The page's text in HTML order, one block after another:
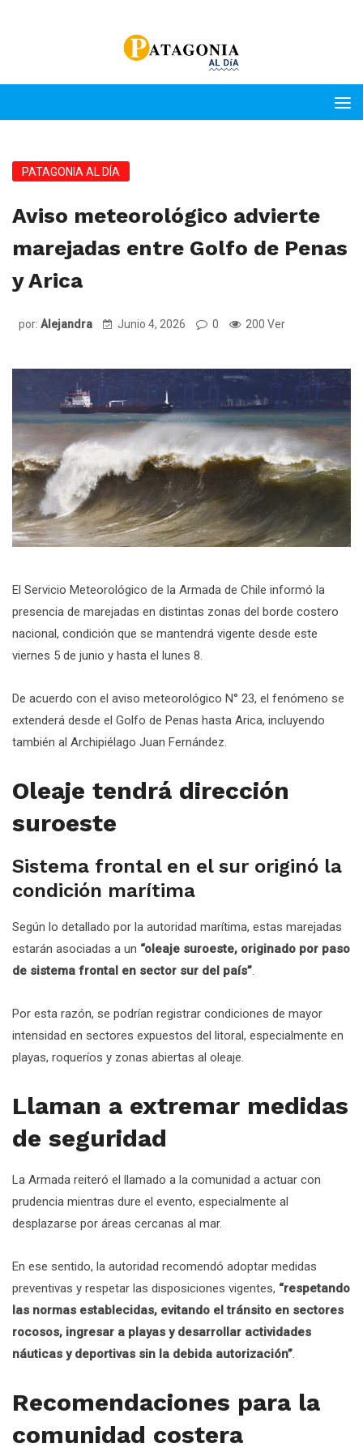
PATAGONIA AL DÍA
Aviso meteorológico advierte
marejadas entre Golfo de Penas
y Arica
por: Alejandra Junio 4, 2026 0 200 Ver
El Servicio Meteorológico de la Armada de Chile informó la
presencia de marejadas en distintas zonas del borde costero
nacional, condición que se mantendrá vigente desde este
viernes 5 de junio y hasta el lunes 8.
De acuerdo con el aviso meteorológico N° 23, el fenómeno se
extenderá desde el Golfo de Penas hasta Arica, incluyendo
también al Archipiélago Juan Fernández.
Oleaje tendrá dirección
suroeste
Sistema frontal en el sur originó la
condición marítima
Según lo detallado por la autoridad marítima, estas marejadas
estarán asociadas a un “oleaje suroeste, originado por paso
de sistema frontal en sector sur del país”.
Por esta razón, se podrían registrar condiciones de mayor
intensidad en sectores expuestos del litoral, especialmente en
playas, roqueríos y zonas abiertas al oleaje.
Llaman a extremar medidas
de seguridad
La Armada reiteró el llamado a la comunidad a actuar con
prudencia mientras dure el evento, especialmente al
desplazarse por áreas cercanas al mar.
En ese sentido, la autoridad recomendó adoptar medidas
preventivas y respetar las disposiciones vigentes, “respetando
las normas establecidas, evitando el tránsito en sectores
rocosos, ingresar a playas y desarrollar actividades
náuticas y deportivas sin la debida autorización”.
Recomendaciones para la
comunidad costera